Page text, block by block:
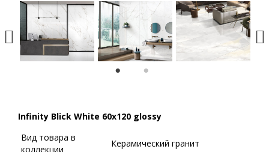
Infinity Blick White 60х120 glossy
Вид товара в
коллекции
Керамический гранит